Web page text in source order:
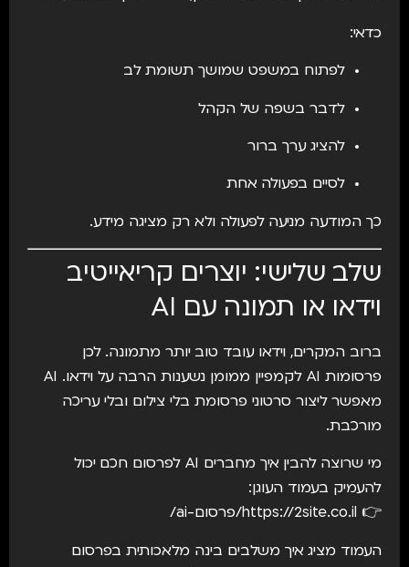
כדאי:
לפתוח במשפט שמושך תשומת לב
לדבר בשפה של הקהל
להציג ערך ברור
לסיים בפעולה אחת
כך המודעה מניעה לפעולה ולא רק מציגה מידע.
שלב שלישי: יוצרים קריאייטיב
וידאו או תמונה עם AI
ברוב המקרים, וידאו עובד טוב יותר מתמונה. לכן
פרסומות AI לקמפיין ממומן נשענות הרבה על וידאו. AI
מאפשר ליצור סרטוני פרסומת בלי צילום ובלי עריכה
מורכבת.
מי שרוצה להבין איך מחברים AI לפרסום חכם יכול
להעמיק בעמוד העוגן:
👉 https://2site.co.il/פרסום-ai/
העמוד מציג איך משלבים בינה מלאכותית בפרסום